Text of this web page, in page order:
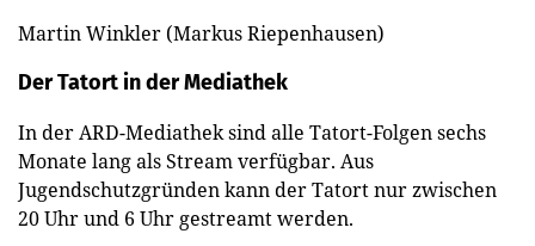
Martin Winkler (Markus Riepenhausen)
Der Tatort in der Mediathek
In der ARD-Mediathek sind alle Tatort-Folgen sechs
Monate lang als Stream verfügbar. Aus
Jugendschutzgründen kann der Tatort nur zwischen
20 Uhr und 6 Uhr gestreamt werden.